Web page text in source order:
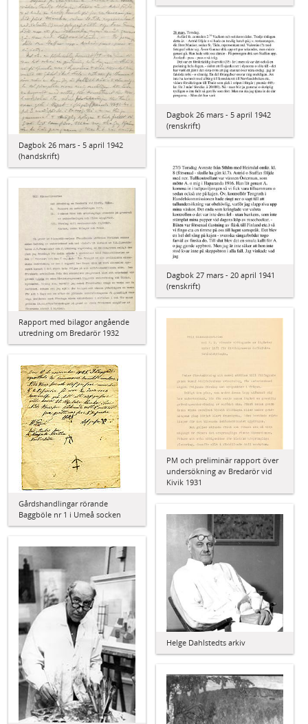
Dagbok 26 mars - 5 april 1942
(handskrift)
Dagbok 26 mars - 5 april 1942
(renskrift)
Dagbok 27 mars - 20 april 1941
(renskrift)
Rapport med bilagor angående
utredning om Bredarör 1932
PM och preliminär rapport över
undersökning av Bredarör vid
Kivik 1931
Gårdshandlingar rörande
Baggböle nr 1 i Umeå socken
Helge Dahlstedts arkiv